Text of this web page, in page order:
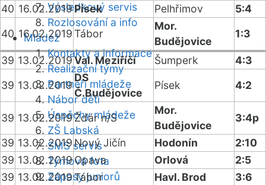
Výsledkový servis
Rozlosování a info
Mládež
Kontakty a informace
Realizační týmy
Partneři mládeže
Nábor dětí
Úspěchy mládeže
ZŠ Labská
SMS servis
Týmová fota
Zápasy juniorů
40 16.02.2019Písek Pelhřimov
5:4
40 16.02.2019Tábor
Mor.
Budějovice
1:3
39 13.02.2019Val. Meziříčí Šumperk
4:3
39 13.02.2019
DS
Č.Budějovice
Písek 4:2
39 13.02.2019Žďár n/S
Mor.
Budějovice
3:4p
39 13.02.2019Nový Jičín Hodonín
2:10
39 13.02.2019Opava Orlová
2:5
39 13.02.2019Tábor Havl. Brod 3:6